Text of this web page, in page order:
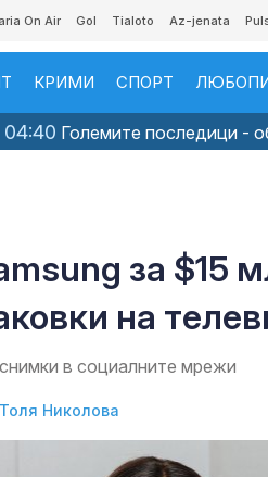
On Air Gol Tialoto Az-jenata
КРИМИ СПОРТ
04:40 Големите последици -
за $15
на
в социалните мрежи
Толя Николова